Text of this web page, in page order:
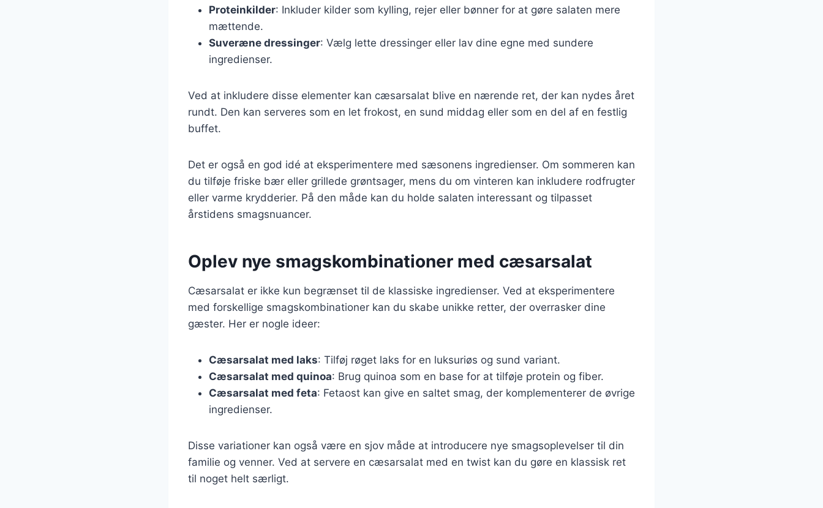
Proteinkilder: Inkluder kilder som kylling, rejer eller bønner for at gøre salaten mere
mættende.
Suveræne dressinger: Vælg lette dressinger eller lav dine egne med sundere
ingredienser.
Ved at inkludere disse elementer kan cæsarsalat blive en nærende ret, der kan nydes året
rundt. Den kan serveres som en let frokost, en sund middag eller som en del af en festlig
buffet.
Det er også en god idé at eksperimentere med sæsonens ingredienser. Om sommeren kan
du tilføje friske bær eller grillede grøntsager, mens du om vinteren kan inkludere rodfrugter
eller varme krydderier. På den måde kan du holde salaten interessant og tilpasset
årstidens smagsnuancer.
Oplev nye smagskombinationer med cæsarsalat
Cæsarsalat er ikke kun begrænset til de klassiske ingredienser. Ved at eksperimentere
med forskellige smagskombinationer kan du skabe unikke retter, der overrasker dine
gæster. Her er nogle ideer:
Cæsarsalat med laks: Tilføj røget laks for en luksuriøs og sund variant.
Cæsarsalat med quinoa: Brug quinoa som en base for at tilføje protein og fiber.
Cæsarsalat med feta: Fetaost kan give en saltet smag, der komplementerer de øvrige
ingredienser.
Disse variationer kan også være en sjov måde at introducere nye smagsoplevelser til din
familie og venner. Ved at servere en cæsarsalat med en twist kan du gøre en klassisk ret
til noget helt særligt.